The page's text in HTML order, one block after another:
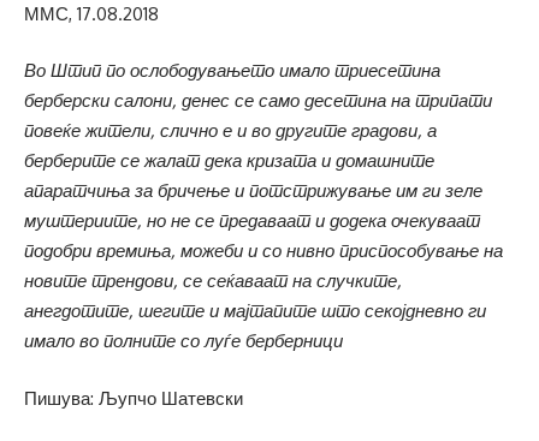
ММС, 17.08.2018
Во Штип по ослободувањето имало триесетина
берберски салони, денес се само десетина на трипати
повеќе жители, слично е и во другите градови, а
берберите се жалат дека кризата и домашните
апаратчиња за бричење и потстрижување им ги зеле
муштериите, но не се предаваат и додека очекуваат
подобри времиња, можеби и со нивно приспособување на
новите трендови, се сеќаваат на случките,
анегдотите, шегите и мајтапите што секојдневно ги
имало во полните со луѓе берберници
Пишува: Љупчо Шатевски